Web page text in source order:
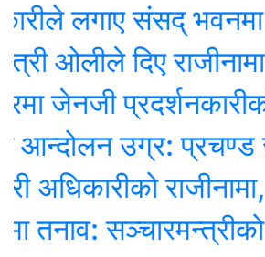
लगाए संसद् भवनमा
ओलीले दिए राजीनामा
जेनजी प्रदर्शनकारीको
उग्र: प्रचण्ड र
राजीनामा,
सञ्चारमन्त्रीको